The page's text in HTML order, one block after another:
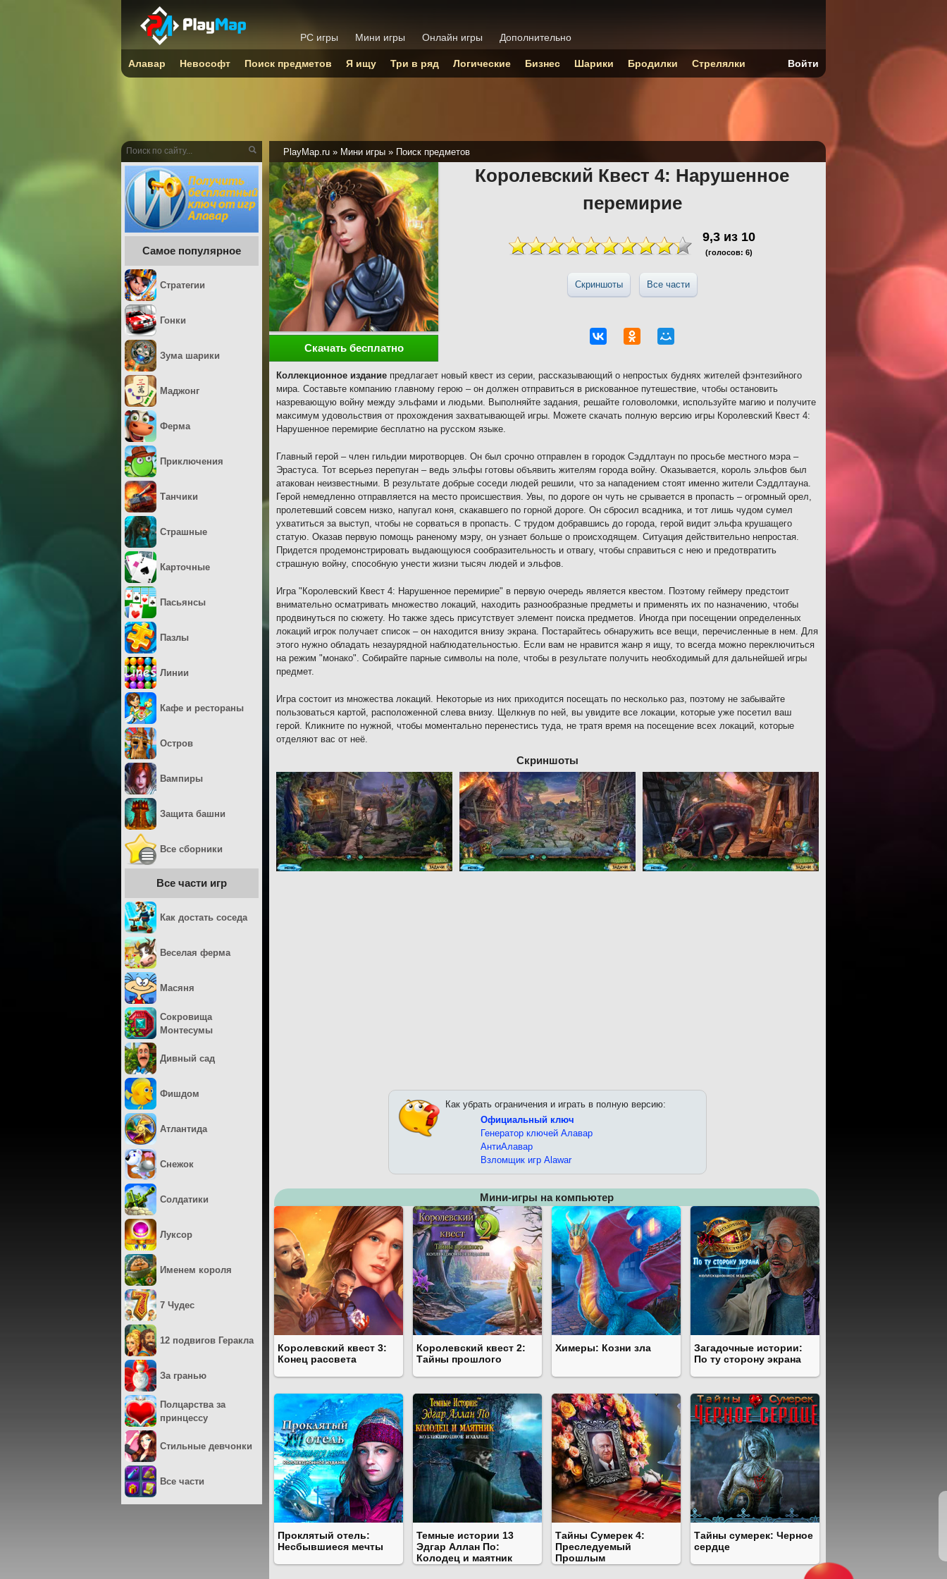
PlayMap.ru » Мини игры » Поиск предметов
Королевский Квест 4: Нарушенное
перемирие
9,3 из 10
(голосов: 6)
Скриншоты Все части
Скачать бесплатно
Коллекционное издание предлагает новый квест из серии, рассказывающий о непростых буднях жителей фэнтезийного
мира. Составьте компанию главному герою – он должен отправиться в рискованное путешествие, чтобы остановить
назревающую войну между эльфами и людьми. Выполняйте задания, решайте головоломки, используйте магию и получите
максимум удовольствия от прохождения захватывающей игры. Можете скачать полную версию игры Королевский Квест 4:
Нарушенное перемирие бесплатно на русском языке.
Главный герой – член гильдии миротворцев. Он был срочно отправлен в городок Сэддлтаун по просьбе местного мэра –
Эрастуса. Тот всерьез перепуган – ведь эльфы готовы объявить жителям города войну. Оказывается, король эльфов был
атакован неизвестными. В результате добрые соседи людей решили, что за нападением стоят именно жители Сэддлтауна.
Герой немедленно отправляется на место происшествия. Увы, по дороге он чуть не срывается в пропасть – огромный орел,
пролетевший совсем низко, напугал коня, скакавшего по горной дороге. Он сбросил всадника, и тот лишь чудом сумел
ухватиться за выступ, чтобы не сорваться в пропасть. С трудом добравшись до города, герой видит эльфа крушащего
статую. Оказав первую помощь раненому мэру, он узнает больше о происходящем. Ситуация действительно непростая.
Придется продемонстрировать выдающуюся сообразительность и отвагу, чтобы справиться с нею и предотвратить
страшную войну, способную унести жизни тысяч людей и эльфов.
Игра "Королевский Квест 4: Нарушенное перемирие" в первую очередь является квестом. Поэтому геймеру предстоит
внимательно осматривать множество локаций, находить разнообразные предметы и применять их по назначению, чтобы
продвинуться по сюжету. Но также здесь присутствует элемент поиска предметов. Иногда при посещении определенных
локаций игрок получает список – он находится внизу экрана. Постарайтесь обнаружить все вещи, перечисленные в нем. Для
этого нужно обладать незаурядной наблюдательностью. Если вам не нравится жанр я ищу, то всегда можно переключиться
на режим "монако". Собирайте парные символы на поле, чтобы в результате получить необходимый для дальнейшей игры
предмет.
Игра состоит из множества локаций. Некоторые из них приходится посещать по несколько раз, поэтому не забывайте
пользоваться картой, расположенной слева внизу. Щелкнув по ней, вы увидите все локации, которые уже посетил ваш
герой. Кликните по нужной, чтобы моментально перенестись туда, не тратя время на посещение всех локаций, которые
отделяют вас от неё.
Скриншоты
Как убрать ограничения и играть в полную версию:
Официальный ключ
Генератор ключей Алавар
АнтиАлавар
Взломщик игр Alawar
Мини-игры на компьютер
Королевский квест 3:
Конец рассвета
Королевский квест 2:
Тайны прошлого
Химеры: Козни зла
Загадочные истории:
По ту сторону экрана
Проклятый отель:
Несбывшиеся мечты
Темные истории 13
Эдгар Аллан По:
Колодец и маятник
Тайны Сумерек 4:
Преследуемый
Прошлым
Тайны сумерек: Черное
сердце
Самое популярное
Стратегии
Гонки
Зума шарики
Маджонг
Ферма
Приключения
Танчики
Страшные
Карточные
Пасьянсы
Пазлы
Линии
Кафе и рестораны
Остров
Вампиры
Защита башни
Все сборники
Все части игр
Как достать соседа
Веселая ферма
Масяня
Сокровища
Монтесумы
Дивный сад
Фишдом
Атлантида
Снежок
Солдатики
Луксор
Именем короля
7 Чудес
12 подвигов Геракла
За гранью
Полцарства за
принцессу
Стильные девчонки
Все части
PC игры Мини игры Онлайн игры Дополнительно
Алавар Невософт Поиск предметов Я ищу Три в ряд Логические Бизнес Шарики Бродилки Стрелялки Войти